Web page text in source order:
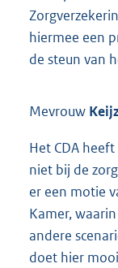
hiermee een
de steun van
Mevrouw
Het CDA
niet bij de
er een motie
Kamer,
andere
doet hier